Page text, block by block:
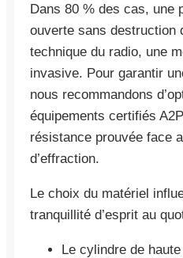
Dans 80 % des cas, une
ouverte sans destruction
technique du radio, une
invasive. Pour garantir
nous recommandons
équipements certifiés
résistance prouvée face
d’effraction.
Le choix du matériel
tranquillité d’esprit au
Le cylindre de